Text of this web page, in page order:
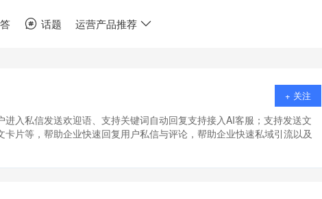
话题 运营产品推荐
+ 关注
入私信发送欢迎语、支持关键词自动回复支持接入AI客服；支持发送文
片等，帮助企业快速回复用户私信与评论，帮助企业快速私域引流以及